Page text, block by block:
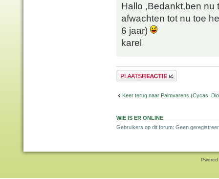
Hallo ,Bedankt,ben nu
afwachten tot nu toe
6 jaar)
karel
Plaats een reactie
Keer terug naar Palmvarens (Cycas,
WIE IS ER ONLINE
Gebruikers op dit forum: Geen